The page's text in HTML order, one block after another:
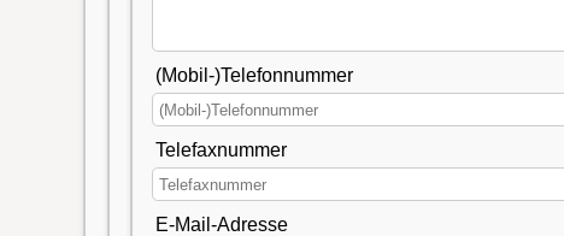
(Mobil-)Telefonnummer
Telefaxnummer
E-Mail-Adresse